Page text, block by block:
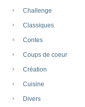
Challenge
Classiques
Contes
Coups de coeur
Création
Cuisine
Divers